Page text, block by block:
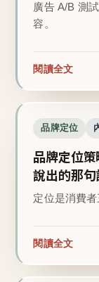
廣告 A/B 測
容。
閱讀全文
品牌定位
品牌定位
說出的那句
定位是消費
閱讀全文